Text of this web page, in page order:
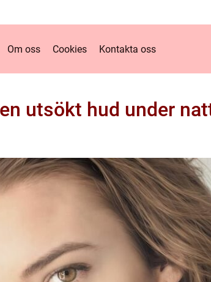
Om oss Cookies Kontakta oss
utsökt hud under